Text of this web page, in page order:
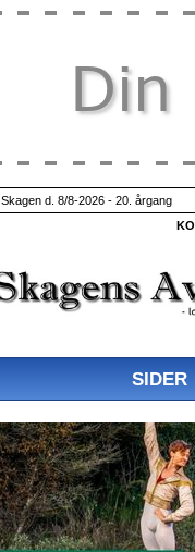
Skagen d. 8/8-2026 - 20. årgang
SIDER